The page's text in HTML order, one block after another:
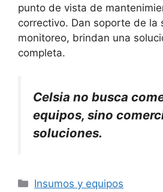
punto de vista de
correctivo. Dan soporte de la
monitoreo, brindan una
completa.
Celsia no busca
equipos, sino
soluciones.
Categorías
Insumos y equipos